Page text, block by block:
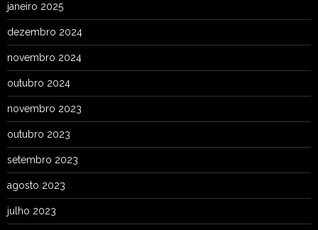
janeiro 2025
dezembro 2024
novembro 2024
outubro 2024
novembro 2023
outubro 2023
setembro 2023
agosto 2023
julho 2023